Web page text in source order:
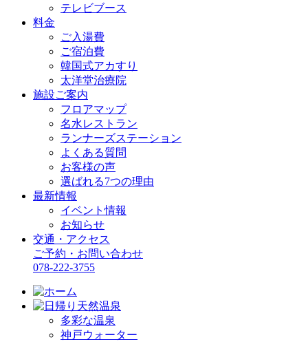
テレビブース
料金
ご入湯費
ご宿泊費
韓国式アカすり
太洋堂治療院
施設ご案内
フロアマップ
名水レストラン
ランナーズステーション
よくある質問
お客様の声
選ばれる7つの理由
最新情報
イベント情報
お知らせ
交通・アクセス
ご予約・お問い合わせ
078-222-3755
多彩な温泉
神戸ウォーター